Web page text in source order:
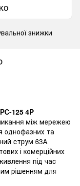
знижки
125 4P
між мережею
однофазних та
струм 63А
і комерційних
під час
рішенням для